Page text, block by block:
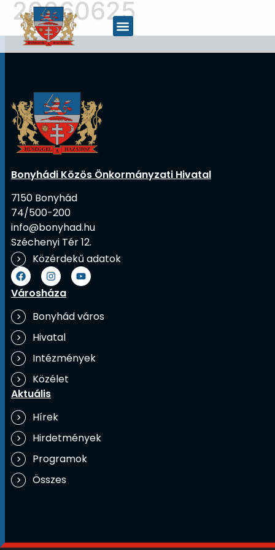
20260625
Bonyhádi Közös Önkormányzati Hivatal
7150 Bonyhád
74/500-200
info@bonyhad.hu
Széchenyi Tér 12.
Közérdekű adatok
Városháza
Bonyhád város
Hivatal
Intézmények
Közélet
Aktuális
Hírek
Hirdetmények
Programok
Összes